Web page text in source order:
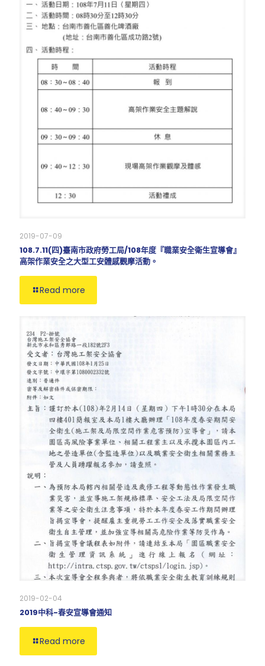
2019-07-09
108.7.11(四)臺南市政府勞工局/108年度『職業安全衛生宣導會』
高架作業安全之大型工安體感觀摩活動。
Read more
2019-02-04
2019中科-春安宣導會通知
Read more